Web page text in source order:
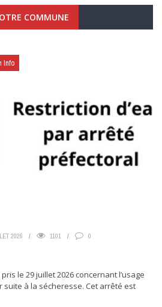
COMMUNE
Info
2026 1101 0
le 29 juillet 2026 concernant l’usage
suite à la sécheresse. Cet arrêté est